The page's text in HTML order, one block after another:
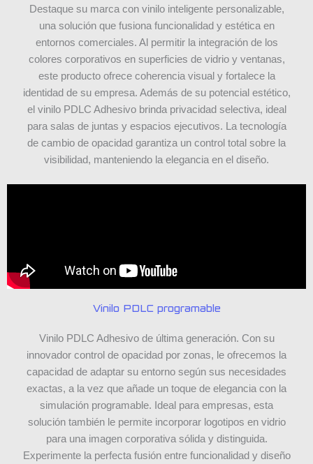
Destaque su marca con vinilo inteligente personalizable,
una solución que fusiona funcionalidad y estética en
entornos comerciales. Al permitir la integración de los
colores corporativos en superficies de vidrio y ventanas,
este producto ofrece coherencia visual y fortalece la
identidad de su empresa. Además de su potencial estético,
el vinilo PDLC Adhesivo brinda privacidad selectiva, ideal
para salas de juntas y espacios ejecutivos. La tecnología
de cambio de opacidad garantiza un control total sobre la
visibilidad, manteniendo la elegancia en el diseño.
Vinilo PDLC programable
Vinilo PDLC Adhesivo de última generación. Con su
innovador control de opacidad por zonas, le ofrecemos la
capacidad de adaptar su entorno según sus necesidades
exactas, a la vez que añade un toque de elegancia con la
simulación programable. Ideal para empresas, esta
solución también le permite incorporar logotipos en vidrio
para una imagen corporativa sólida y distinguida.
Experimente la perfecta fusión entre funcionalidad y diseño